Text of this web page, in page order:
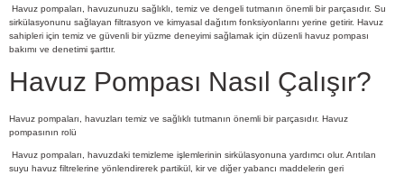
Havuz pompaları, havuzunuzu sağlıklı, temiz ve dengeli tutmanın önemli bir parçasıdır. Su
sirkülasyonunu sağlayan filtrasyon ve kimyasal dağıtım fonksiyonlarını yerine getirir. Havuz
sahipleri için temiz ve güvenli bir yüzme deneyimi sağlamak için düzenli havuz pompası
bakımı ve denetimi şarttır.
Havuz Pompası Nasıl Çalışır?
Havuz pompaları, havuzları temiz ve sağlıklı tutmanın önemli bir parçasıdır. Havuz
pompasının rolü
Havuz pompaları, havuzdaki temizleme işlemlerinin sirkülasyonuna yardımcı olur. Arıtılan
suyu havuz filtrelerine yönlendirerek partikül, kir ve diğer yabancı maddelerin geri